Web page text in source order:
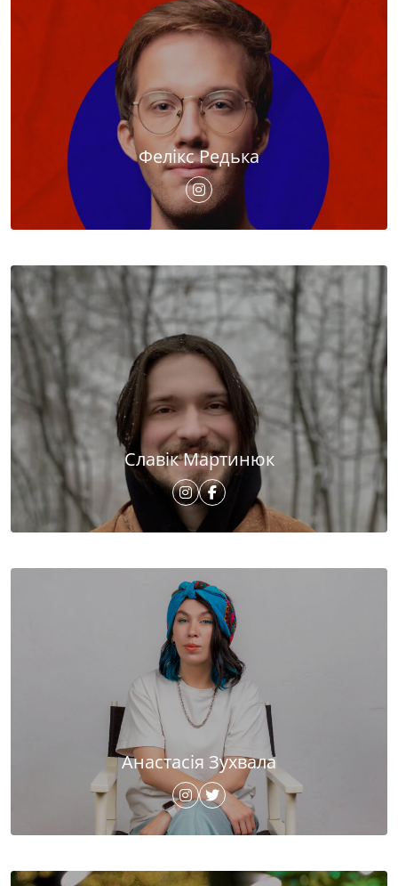
Фелікс Редька
Славік Мартинюк
Анастасія Зухвала